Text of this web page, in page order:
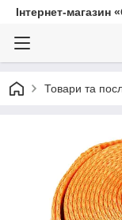
Інтернет-магазин
Товари та